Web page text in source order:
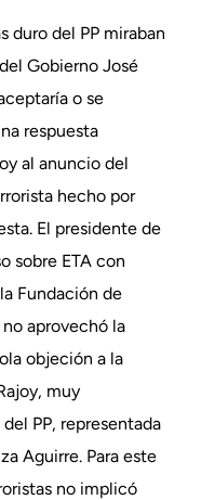
duro del PP miraban
Gobierno José
o se
respuesta
al anuncio del
hecho por
El presidente de
sobre ETA con
Fundación de
aprovechó la
objeción a la
muy
PP, representada
Aguirre. Para este
no implicó